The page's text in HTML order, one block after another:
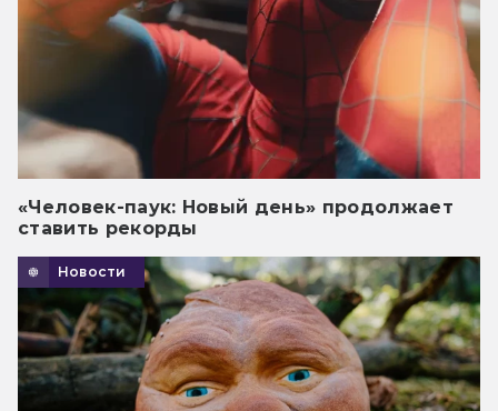
«Человек-паук: Новый день» продолжает
ставить рекорды
Новости